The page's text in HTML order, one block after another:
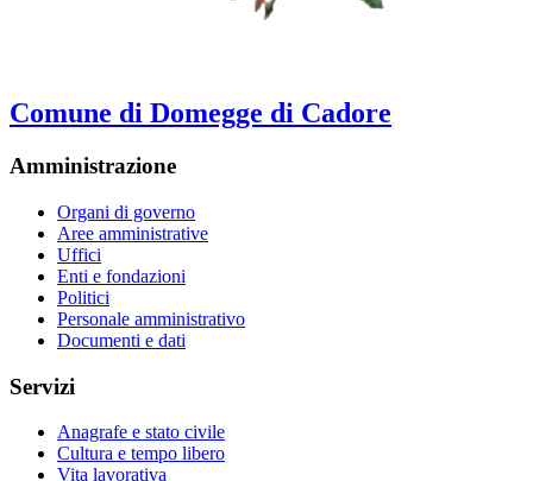
Comune di Domegge di Cadore
Amministrazione
Organi di governo
Aree amministrative
Uffici
Enti e fondazioni
Politici
Personale amministrativo
Documenti e dati
Servizi
Anagrafe e stato civile
Cultura e tempo libero
Vita lavorativa